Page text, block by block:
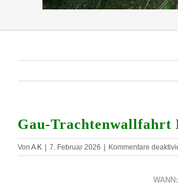
Gau-Trachtenwallfahrt
Von A K 7. Februar 2026 Kommentare
WANN: